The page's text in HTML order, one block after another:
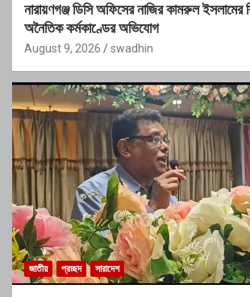
নারায়ণগঞ্জ ডিসি অফিসের নাজির কামরুল
অনৈতিক কর্মকাণ্ডের অভিযোগ
August 9, 2026 swadhin
জাতীয় প্রচ্ছদ সারাদেশ